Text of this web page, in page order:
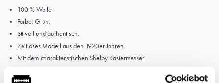
100 % Wolle
Farbe: Grün.
Stilvoll und authentisch.
Zeitloses Modell aus den 1920er Jahren.
Mit dem charakteristischen Shelby-Rasiermesser.